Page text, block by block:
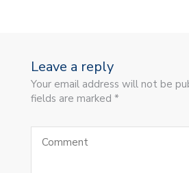
Leave a reply
Your email address will not be
fields are marked *